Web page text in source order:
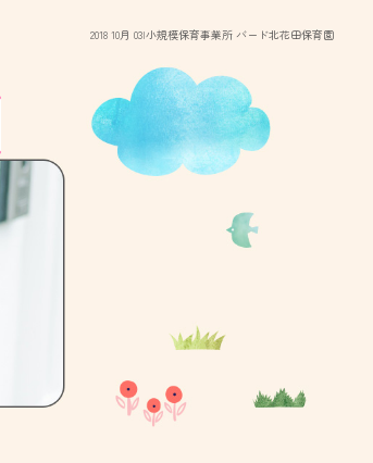
2018 10月 03|小規模保育事業所 バード北花田保育園